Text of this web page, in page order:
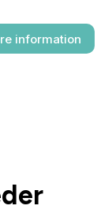
information